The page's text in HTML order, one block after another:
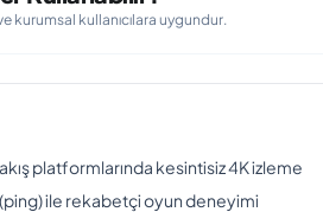
kurumsal kullanıcılara uygundur.
platformlarında kesintisiz 4K izleme
ile rekabetçi oyun deneyimi